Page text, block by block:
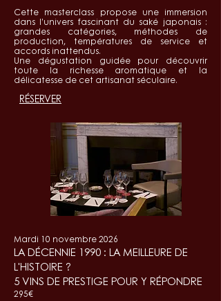
Cette masterclass propose une immersion
dans l’univers fascinant du saké japonais :
grandes catégories, méthodes de
production, températures de service et
accords inattendus.
Une dégustation guidée pour découvrir
toute la richesse aromatique et la
délicatesse de cet artisanat séculaire.
RÉSERVER
Mardi 10 novembre 2026
LA DÉCENNIE 1990 : LA MEILLEURE DE
L'HISTOIRE ?
5 VINS DE PRESTIGE POUR Y RÉPONDRE
295€